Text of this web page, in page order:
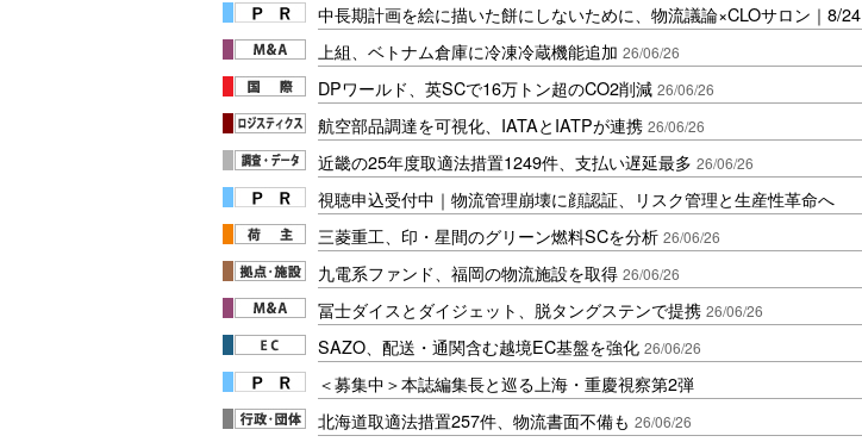
中長期計画を絵に描いた餅にしないために、物流議論×CLOサロン｜8/24
上組、ベトナム倉庫に冷凍冷蔵機能追加 26/06/26
DPワールド、英SCで16万トン超のCO2削減 26/06/26
航空部品調達を可視化、IATAとIATPが連携 26/06/26
近畿の25年度取適法措置1249件、支払い遅延最多 26/06/26
視聴申込受付中｜物流管理崩壊に顔認証、リスク管理と生産性革命へ
三菱重工、印・星間のグリーン燃料SCを分析 26/06/26
九電系ファンド、福岡の物流施設を取得 26/06/26
冨士ダイスとダイジェット、脱タングステンで提携 26/06/26
SAZO、配送・通関含む越境EC基盤を強化 26/06/26
＜募集中＞本誌編集長と巡る上海・重慶視察第2弾
北海道取適法措置257件、物流書面不備も 26/06/26